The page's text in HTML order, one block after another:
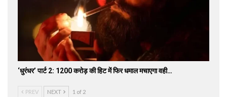
‘धुरंधर’ पार्ट 2: 1200 करोड़ की हिट में फिर धमाल मचाएगा वही…
PREV NEXT 1 of 2